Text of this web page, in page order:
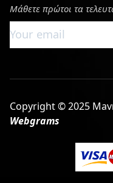
Μάθετε πρώτοι τα
Copyright © 2025
Webgrams